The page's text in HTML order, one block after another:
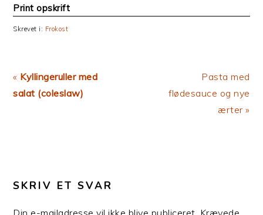
Print opskrift
Skrevet i: Frokost
Previous
Post:
« Kyllingeruller med
salat (coleslaw)
Next
Post:
Pasta med
flødesauce og nye
ærter »
SKRIV ET SVAR
Din e-mailadresse vil ikke blive publiceret. Krævede